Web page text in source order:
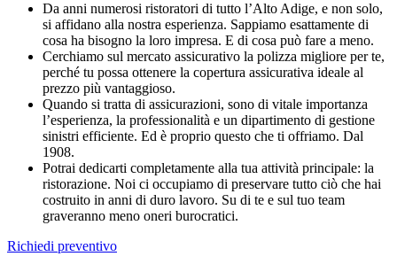
Da anni numerosi ristoratori di tutto l’Alto Adige, e non solo,
si affidano alla nostra esperienza. Sappiamo esattamente di
cosa ha bisogno la loro impresa. E di cosa può fare a meno.
Cerchiamo sul mercato assicurativo la polizza migliore per te,
perché tu possa ottenere la copertura assicurativa ideale al
prezzo più vantaggioso.
Quando si tratta di assicurazioni, sono di vitale importanza
l’esperienza, la professionalità e un dipartimento di gestione
sinistri efficiente. Ed è proprio questo che ti offriamo. Dal
1908.
Potrai dedicarti completamente alla tua attività principale: la
ristorazione. Noi ci occupiamo di preservare tutto ciò che hai
costruito in anni di duro lavoro. Su di te e sul tuo team
graveranno meno oneri burocratici.
Richiedi preventivo